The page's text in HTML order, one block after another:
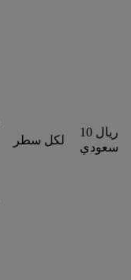
لكل سطر
10 ريال
سعودي